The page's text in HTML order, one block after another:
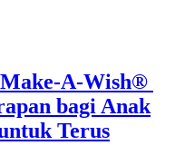
A-Wish®
bagi Anak
Terus